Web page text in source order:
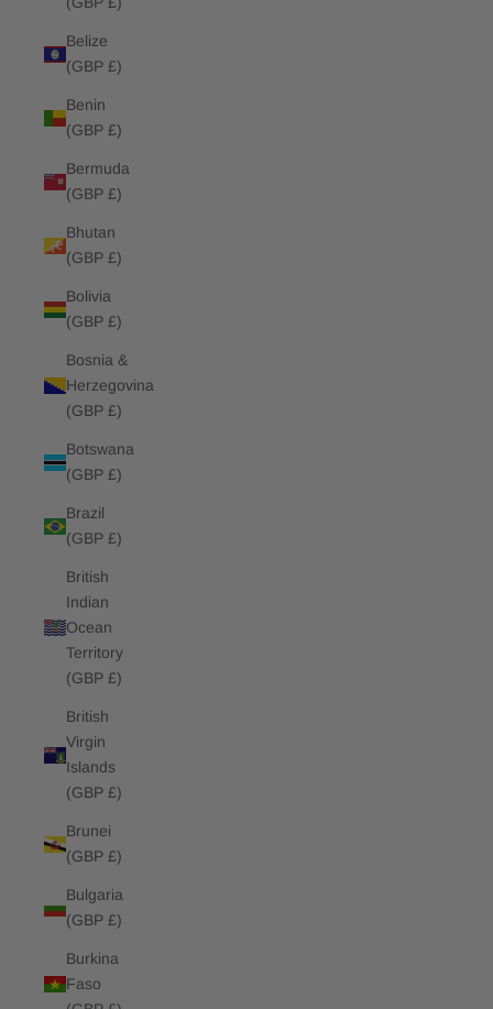
Belize
(GBP £)
Benin
(GBP £)
Bermuda
(GBP £)
Bhutan
(GBP £)
Bolivia
(GBP £)
Bosnia &
Herzegovina
(GBP £)
Botswana
(GBP £)
Brazil
(GBP £)
British
Indian
Ocean
Territory
(GBP £)
British
Virgin
Islands
(GBP £)
Brunei
(GBP £)
Bulgaria
(GBP £)
Burkina
Faso